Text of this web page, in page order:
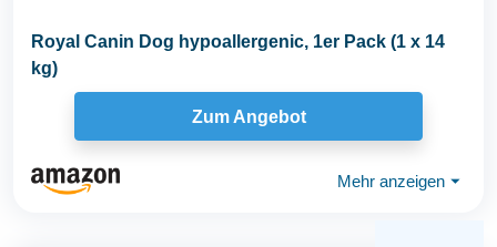
Royal Canin Dog hypoallergenic, 1er Pack (1 x 14
kg)
Zum Angebot
Mehr anzeigen ⏷